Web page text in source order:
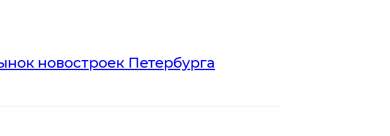
новостроек Петербурга